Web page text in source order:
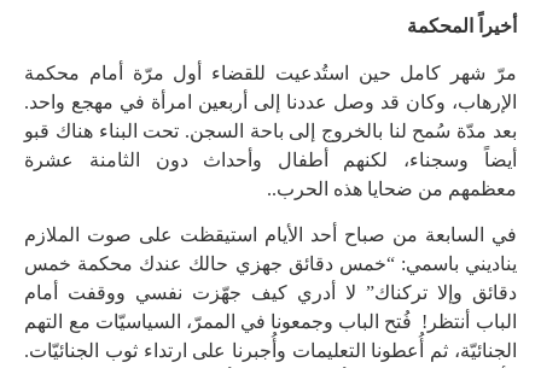
أخيراً المحكمة
مرّ شهر كامل حين استُدعيت للقضاء أول مرّة أمام محكمة
الإرهاب، وكان قد وصل عددنا إلى أربعين امرأة في مهجع واحد.
بعد مدّة سُمح لنا بالخروج إلى باحة السجن. تحت البناء هناك قبو
أيضاً وسجناء، لكنهم أطفال وأحداث دون الثامنة عشرة
معظمهم من ضحايا هذه الحرب..
في السابعة من صباح أحد الأيام استيقظت على صوت الملازم
يناديني باسمي: “خمس دقائق جهزي حالك عندك محكمة خمس
دقائق وإلا تركناك” لا أدري كيف جهّزت نفسي ووقفت أمام
الباب أنتظر! فُتح الباب وجمعونا في الممرّ، السياسيّات مع التهم
الجنائيّة، ثم أُعطونا التعليمات وأُجبرنا على ارتداء ثوب الجنائيّات.